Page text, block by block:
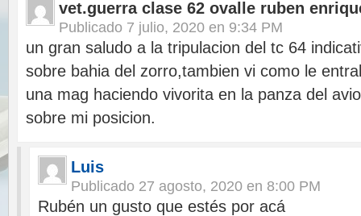
vet.guerra clase 62 ovalle ruben
Publicado 7 julio, 2020 en 9:34 PM
un gran saludo a la tripulacion del tc 64
sobre bahia del zorro,tambien vi como le
una mag haciendo vivorita en la panza del
sobre mi posicion.
Luis
Publicado 27 agosto, 2020 en 8:00 PM
Rubén un gusto que estés por acá